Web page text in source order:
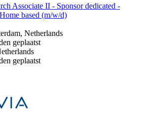
Associate II - Sponsor dedicated -
based (m/w/d)
Netherlands
geplaatst
geplaatst